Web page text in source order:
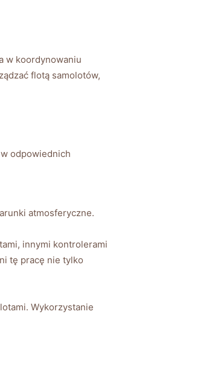
w koordynowaniu
flotą samolotów,
odpowiednich
atmosferyczne.
innymi kontrolerami
tę pracę nie tylko
Wykorzystanie